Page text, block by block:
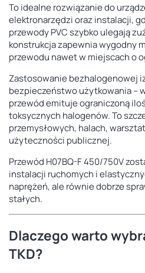
To idealne rozwiązanie do
elektronarzędzi oraz instalacji,
przewody PVC szybko ulegają
konstrukcja zapewnia wygodny
przewodu nawet w miejscach o
Zastosowanie bezhalogenowej
bezpieczeństwo użytkowania –
przewód emituje ograniczoną
toksycznych halogenów. To
przemysłowych, halach,
użyteczności publicznej.
Przewód H07BQ-F 450/750V
instalacji ruchomych i
naprężeń, ale równie dobrze
stałych.
Dlaczego warto
TKD?